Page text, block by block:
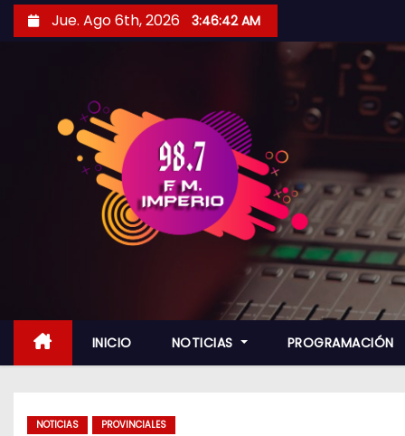
i
Jue. Ago 6th, 2026 3:46:44 AM
INICIO NOTICIAS PROGRAMACIÓN
NOTICIAS PROVINCIALES